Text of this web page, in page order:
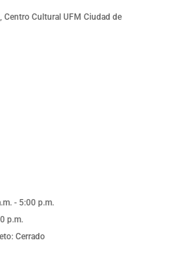
Centro Cultural UFM Ciudad de
- 5:00 p.m.
p.m.
Cerrado